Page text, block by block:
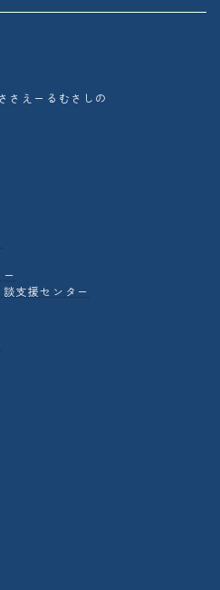
さえーるむさしの
支援センター